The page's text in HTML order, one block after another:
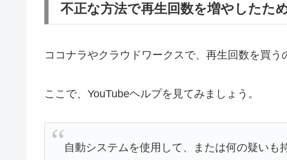
不正な方法で再生回数を増やしたた
ココナラやクラウドワークスで、再生回数を買う
ここで、YouTubeヘルプを見てみましょう。
自動システムを使用して、または何の疑いも